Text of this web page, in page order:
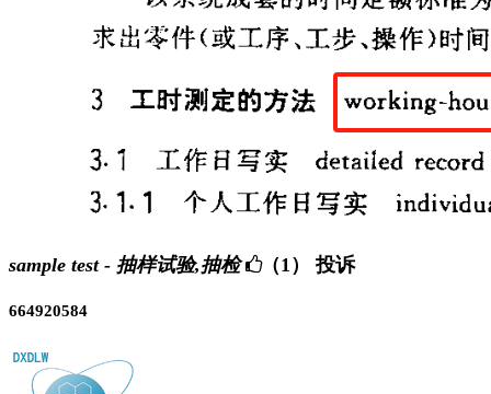
sample test - 抽样试验,抽检 （1） 投诉
664920584